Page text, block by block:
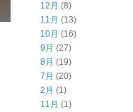
12月 (8)
11月 (13)
10月 (16)
9月 (27)
8月 (19)
7月 (20)
2月 (1)
11月 (1)